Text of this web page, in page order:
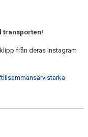
transporten!
från deras Instagram